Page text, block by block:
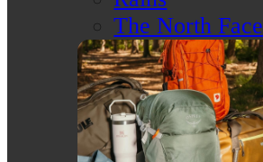
The North Face